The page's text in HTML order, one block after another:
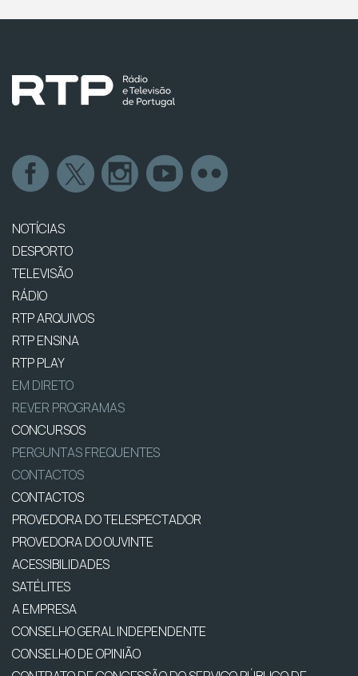
NOTÍCIAS
DESPORTO
TELEVISÃO
RÁDIO
RTP ARQUIVOS
RTP ENSINA
RTP PLAY
EM DIRETO
REVER PROGRAMAS
CONCURSOS
PERGUNTAS FREQUENTES
CONTACTOS
CONTACTOS
PROVEDORA DO TELESPECTADOR
PROVEDORA DO OUVINTE
ACESSIBILIDADES
SATÉLITES
A EMPRESA
CONSELHO GERAL INDEPENDENTE
CONSELHO DE OPINIÃO